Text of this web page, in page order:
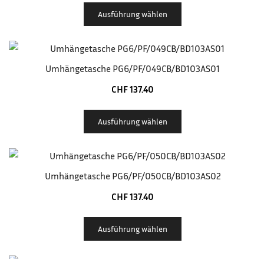
Ausführung wählen
Umhängetasche PG6/PF/049CB/BD103AS01
CHF137.40
Ausführung wählen
Umhängetasche PG6/PF/050CB/BD103AS02
CHF137.40
Ausführung wählen